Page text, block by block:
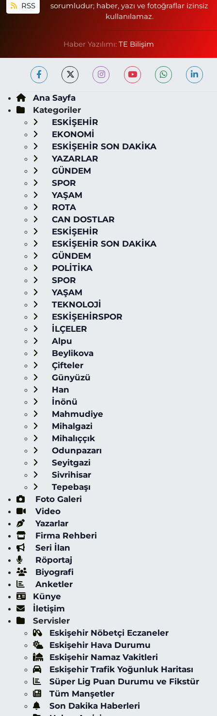
RSS
sorumludur; haber, yazı ve fotoğraflar izinsiz
kullanılamaz.
Haber Yazılımı: TE Bilişim
Ana Sayfa
Kategoriler
ESKİŞEHİR
EKONOMİ
ESKİŞEHİR SON DAKİKA
YAZARLAR
GÜNDEM
SPOR
YAŞAM
ROTA
CAN DOSTLAR
ESKİŞEHİR
ESKİŞEHİR SON DAKİKA
GÜNDEM
POLİTİKA
SPOR
YAŞAM
TEKNOLOJİ
ESKİŞEHİRSPOR
İLÇELER
Alpu
Beylikova
Çifteler
Günyüzü
Han
İnönü
Mahmudiye
Mihalgazi
Mihalıççık
Odunpazarı
Seyitgazi
Sivrihisar
Tepebaşı
Foto Galeri
Video
Yazarlar
Firma Rehberi
Seri İlan
Röportaj
Biyografi
Anketler
Künye
İletişim
Servisler
Eskişehir Nöbetçi Eczaneler
Eskişehir Hava Durumu
Eskişehir Namaz Vakitleri
Eskişehir Trafik Yoğunluk Haritası
Süper Lig Puan Durumu ve Fikstür
Tüm Manşetler
Son Dakika Haberleri